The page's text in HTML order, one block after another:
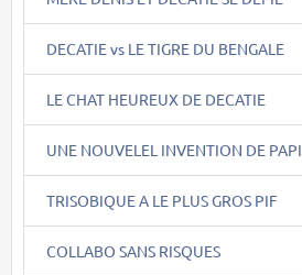
DECATIE vs LE TIGRE DU BENGALE
LE CHAT HEUREUX DE DECATIE
UNE NOUVELEL INVENTION DE PAPI
TRISOBIQUE A LE PLUS GROS PIF
COLLABO SANS RISQUES